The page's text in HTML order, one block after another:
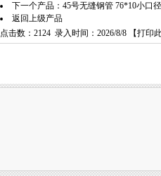
下一个产品： 45号无缝钢管 76*10小口
返回上级产品
点击数：2124 录入时间：2026/8/8 【打印